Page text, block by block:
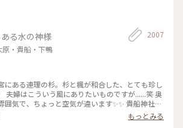
る水の神様
原・貴船・下鴨
2007
にある連理の杉。杉と楓が和合した、とても珍し
夫婦はこういう風にありたいものですが......笑 奥
囲気で、ちょっと空気が違います✨✨ 貴船神社ま
、是非行ってみてほしいです。
もっとみる